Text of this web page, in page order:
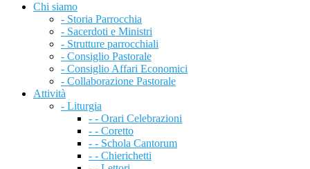
Chi siamo
- Storia Parrocchia
- Sacerdoti e Ministri
- Strutture parrocchiali
- Consiglio Pastorale
- Consiglio Affari Economici
- Collaborazione Pastorale
Attività
- Liturgia
- - Orari Celebrazioni
- - Coretto
- - Schola Cantorum
- - Chierichetti